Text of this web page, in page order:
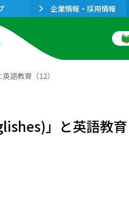
企業情報・採用情報
語教育（12）
」と英語教育